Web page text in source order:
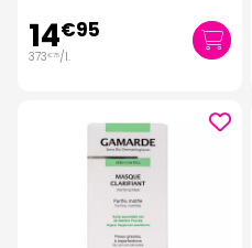
14€95
373€75/l.